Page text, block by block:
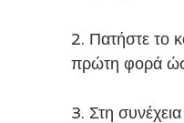
2. Πατήστε το
πρώτη φορά
3. Στη